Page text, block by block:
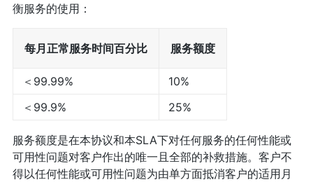
衡服务的使用：
每月正常服务时间百分比 服务额度
＜99.99%
10%
＜99.9%
25%
服务额度是在本协议和本SLA下对任何服务的任何性能或
可用性问题对客户作出的唯一且全部的补救措施。客户不
得以任何性能或可用性问题为由单方面抵消客户的适用月